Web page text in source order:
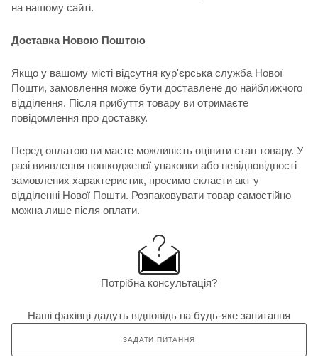
на нашому сайті.
Доставка Новою Поштою
Якщо у вашому місті відсутня кур'єрська служба Нової
Пошти, замовлення може бути доставлене до найближчого
відділення. Після прибуття товару ви отримаєте
повідомлення про доставку.
Перед оплатою ви маєте можливість оцінити стан товару. У
разі виявлення пошкодженої упаковки або невідповідності
замовлених характеристик, просимо скласти акт у
відділенні Нової Пошти. Розпаковувати товар самостійно
можна лише після оплати.
Потрібна консультація?
Наші фахівці дадуть відповідь на будь-яке запитання
ЗАДАТИ ПИТАННЯ